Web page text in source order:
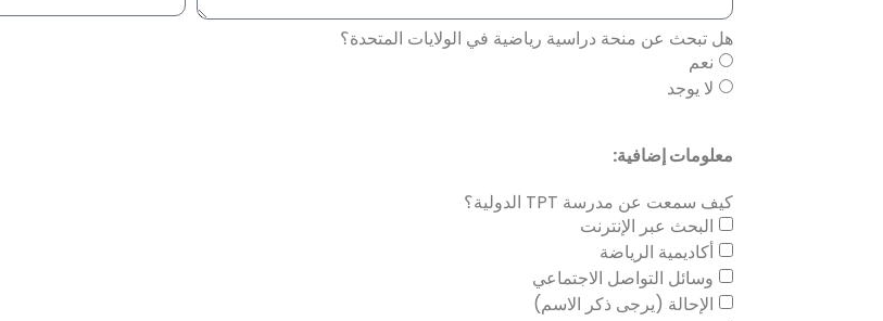
هل تبحث عن منحة دراسية رياضية في الولايات المتحدة؟
نعم
لا يوجد
معلومات إضافية:
كيف سمعت عن مدرسة TPT الدولية؟
البحث عبر الإنترنت
أكاديمية الرياضة
وسائل التواصل الاجتماعي
الإحالة (يرجى ذكر الاسم)